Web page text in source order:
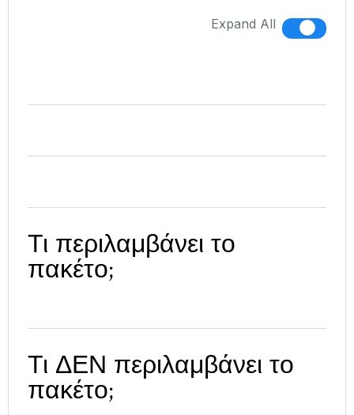
Expand All
Τι περιλαμβάνει το
πακέτο;
Τι ΔΕΝ περιλαμβάνει το
πακέτο;